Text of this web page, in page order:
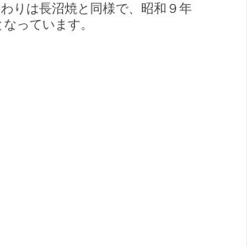
りは長沼焼と同様で、昭和９年
っています。